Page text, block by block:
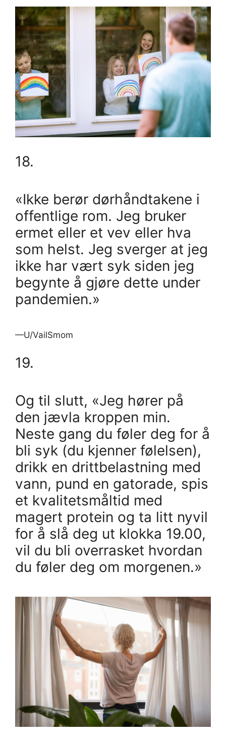
18.
«Ikke berør dørhåndtakene i
offentlige rom. Jeg bruker
ermet eller et vev eller hva
som helst. Jeg sverger at jeg
ikke har vært syk siden jeg
begynte å gjøre dette under
pandemien.»
—U/VailSmom
19.
Og til slutt, «Jeg hører på
den jævla kroppen min.
Neste gang du føler deg for å
bli syk (du kjenner følelsen),
drikk en drittbelastning med
vann, pund en gatorade, spis
et kvalitetsmåltid med
magert protein og ta litt nyvil
for å slå deg ut klokka 19.00,
vil du bli overrasket hvordan
du føler deg om morgenen.»